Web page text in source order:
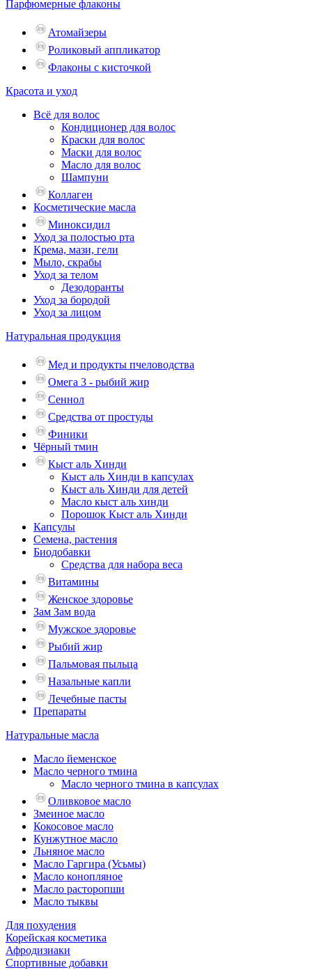
Парфюмерные флаконы
Атомайзеры
Роликовый аппликатор
Флаконы с кисточкой
Красота и уход
Всё для волос
Кондиционер для волос
Краски для волос
Маски для волос
Масло для волос
Шампуни
Коллаген
Косметические масла
Миноксидил
Уход за полостью рта
Крема, мази, гели
Мыло, скрабы
Уход за телом
Дезодоранты
Уход за бородой
Уход за лицом
Натуральная продукция
Мед и продукты пчеловодства
Омега 3 - рыбий жир
Сеннол
Средства от простуды
Финики
Чёрный тмин
Кыст аль Хинди
Кыст аль Хинди в капсулах
Кыст аль Хинди для детей
Масло кыст аль хинди
Порошок Кыст аль Хинди
Капсулы
Семена, растения
Биодобавки
Средства для набора веса
Витамины
Женское здоровье
Зам Зам вода
Мужское здоровье
Рыбий жир
Пальмовая пыльца
Назальные капли
Лечебные пасты
Препараты
Натуральные масла
Масло йеменское
Масло черного тмина
Масло черного тмина в капсулах
Оливковое масло
Змеиное масло
Кокосовое масло
Кунжутное масло
Льняное масло
Масло Гаргира (Усьмы)
Масло конопляное
Масло расторопши
Масло тыквы
Для похудения
Корейская косметика
Афродизиаки
Спортивные добавки